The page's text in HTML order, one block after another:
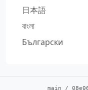
日本語
বাংলা
Български
main /